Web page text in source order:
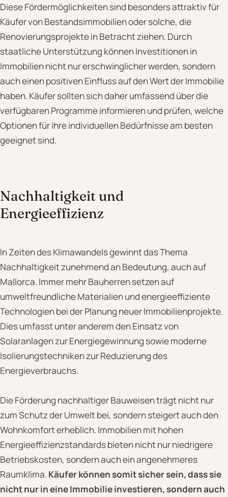
Diese Fördermöglichkeiten sind besonders attraktiv für
Käufer von Bestandsimmobilien oder solche, die
Renovierungsprojekte in Betracht ziehen. Durch
staatliche Unterstützung können Investitionen in
Immobilien nicht nur erschwinglicher werden, sondern
auch einen positiven Einfluss auf den Wert der Immobilie
haben. Käufer sollten sich daher umfassend über die
verfügbaren Programme informieren und prüfen, welche
Optionen für ihre individuellen Bedürfnisse am besten
geeignet sind.
Nachhaltigkeit und
Energieeffizienz
In Zeiten des Klimawandels gewinnt das Thema
Nachhaltigkeit zunehmend an Bedeutung, auch auf
Mallorca. Immer mehr Bauherren setzen auf
umweltfreundliche Materialien und energieeffiziente
Technologien bei der Planung neuer Immobilienprojekte.
Dies umfasst unter anderem den Einsatz von
Solaranlagen zur Energiegewinnung sowie moderne
Isolierungstechniken zur Reduzierung des
Energieverbrauchs.
Die Förderung nachhaltiger Bauweisen trägt nicht nur
zum Schutz der Umwelt bei, sondern steigert auch den
Wohnkomfort erheblich. Immobilien mit hohen
Energieeffizienzstandards bieten nicht nur niedrigere
Betriebskosten, sondern auch ein angenehmeres
Raumklima. Käufer können somit sicher sein, dass sie
nicht nur in eine Immobilie investieren, sondern auch